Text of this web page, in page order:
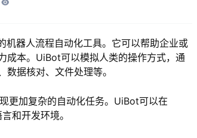
器人流程自动化工具。它可以帮助企业或
成本。UiBot可以模拟人类的操作方式，通
据核对、文件处理等。
更加复杂的自动化任务。UiBot可以在
和开发环境。